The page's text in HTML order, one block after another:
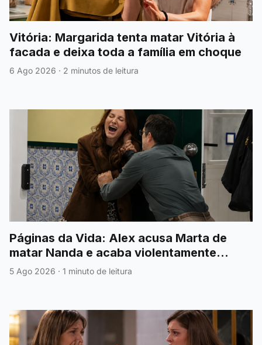
Vitória: Margarida tenta matar Vitória à
facada e deixa toda a família em choque
6 Ago 2026 · 2 minutos de leitura
Páginas da Vida: Alex acusa Marta de
matar Nanda e acaba violentamente
agredido
5 Ago 2026 · 1 minuto de leitura